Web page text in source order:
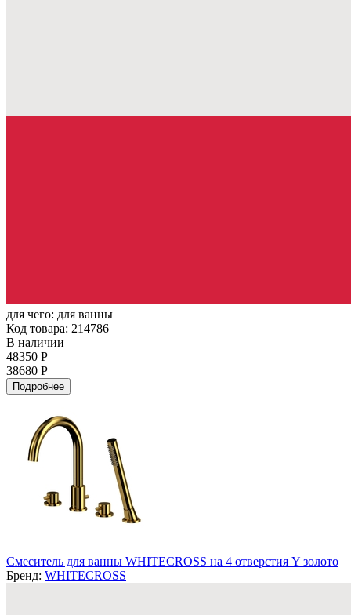
для чего: для ванны
Код товара: 214786
В наличии
48350 Р
38680 Р
Подробнее
Смеситель для ванны WHITECROSS на 4 отверстия Y золото
Бренд: WHITECROSS